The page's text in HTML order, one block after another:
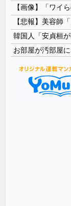
【画像】「ワイ
【悲報】美容
お部屋が汚部屋に